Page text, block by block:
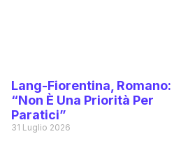
Lang-Fiorentina, Romano:
“Non È Una Priorità Per
Paratici”
31 Luglio 2026